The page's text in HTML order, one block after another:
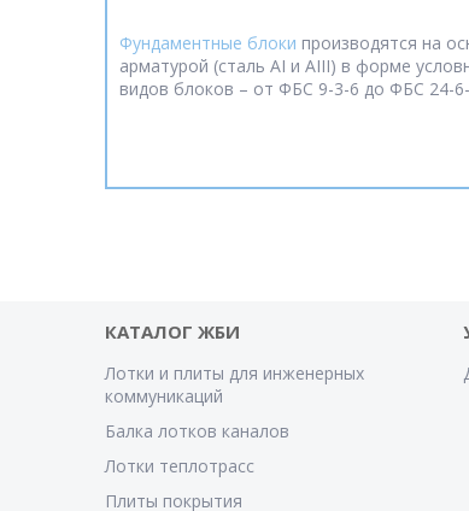
Фундаментные блоки производятся на
арматурой (сталь AI и AIII) в форме
видов блоков – от ФБС 9-3-6 до ФБС 24-
КАТАЛОГ ЖБИ
Лотки и плиты для инженерных
коммуникаций
Балка лотков каналов
Лотки теплотрасс
Плиты покрытия